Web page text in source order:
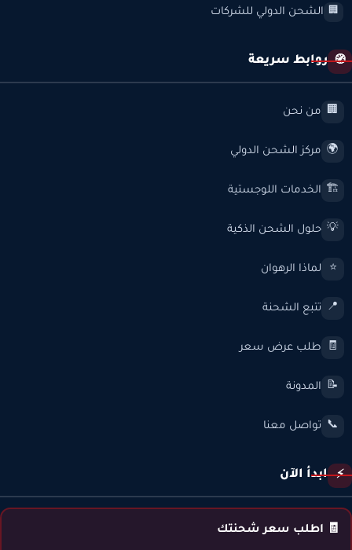
🏢 الشحن الدولي للشركات
🧭 روابط سريعة
🏢 من نحن
🌍 مركز الشحن الدولي
🏗️ الخدمات اللوجستية
💡 حلول الشحن الذكية
⭐ لماذا الرهوان
📍 تتبع الشحنة
🧾 طلب عرض سعر
📝 المدونة
📞 تواصل معنا
⚡ ابدأ الآن
🧾 اطلب سعر شحنتك